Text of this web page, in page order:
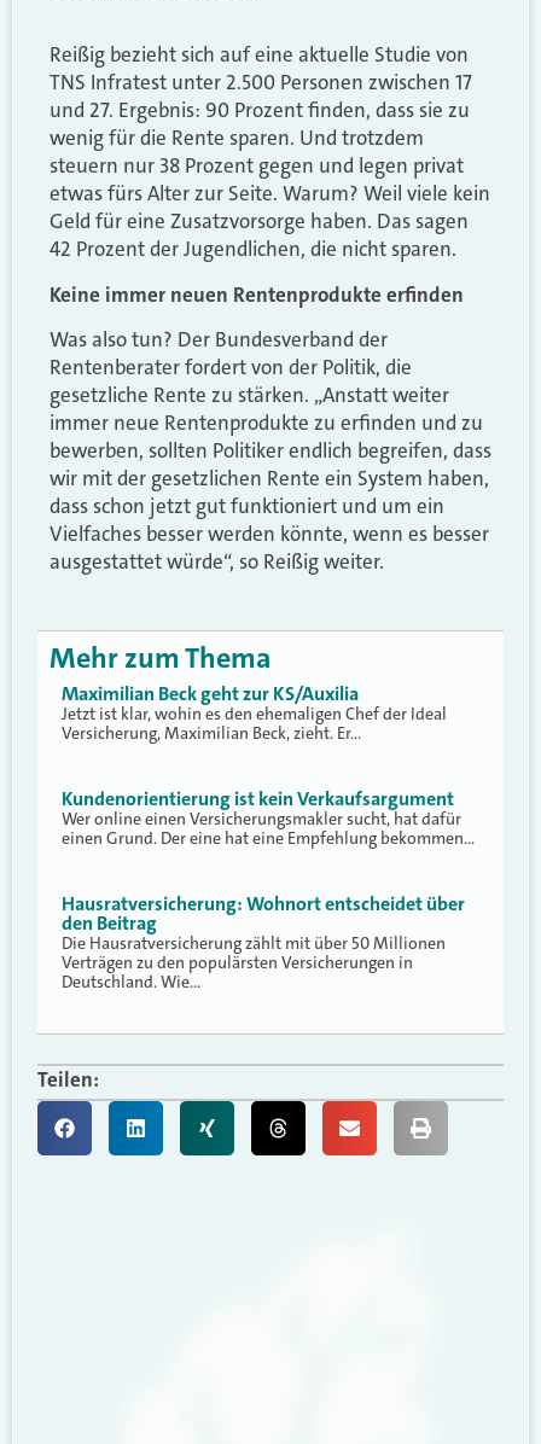
Reißig bezieht sich auf eine aktuelle Studie von
TNS Infratest unter 2.500 Personen zwischen 17
und 27. Ergebnis: 90 Prozent finden, dass sie zu
wenig für die Rente sparen. Und trotzdem
steuern nur 38 Prozent gegen und legen privat
etwas fürs Alter zur Seite. Warum? Weil viele kein
Geld für eine Zusatzvorsorge haben. Das sagen
42 Prozent der Jugendlichen, die nicht sparen.
Keine immer neuen Rentenprodukte erfinden
Was also tun? Der Bundesverband der
Rentenberater fordert von der Politik, die
gesetzliche Rente zu stärken. „Anstatt weiter
immer neue Rentenprodukte zu erfinden und zu
bewerben, sollten Politiker endlich begreifen, dass
wir mit der gesetzlichen Rente ein System haben,
dass schon jetzt gut funktioniert und um ein
Vielfaches besser werden könnte, wenn es besser
ausgestattet würde“, so Reißig weiter.
Mehr zum Thema
Maximilian Beck geht zur KS/Auxilia
Jetzt ist klar, wohin es den ehemaligen Chef der Ideal
Versicherung, Maximilian Beck, zieht. Er…
Kundenorientierung ist kein Verkaufsargument
Wer online einen Versicherungsmakler sucht, hat dafür
einen Grund. Der eine hat eine Empfehlung bekommen…
Hausratversicherung: Wohnort entscheidet über
den Beitrag
Die Hausratversicherung zählt mit über 50 Millionen
Verträgen zu den populärsten Versicherungen in
Deutschland. Wie…
Teilen: